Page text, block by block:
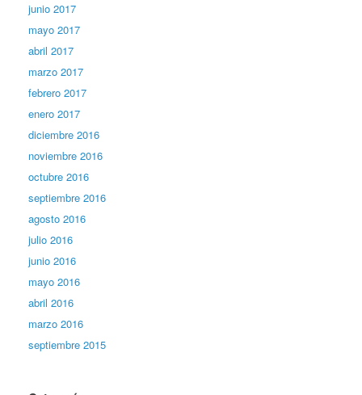
junio 2017
mayo 2017
abril 2017
marzo 2017
febrero 2017
enero 2017
diciembre 2016
noviembre 2016
octubre 2016
septiembre 2016
agosto 2016
julio 2016
junio 2016
mayo 2016
abril 2016
marzo 2016
septiembre 2015